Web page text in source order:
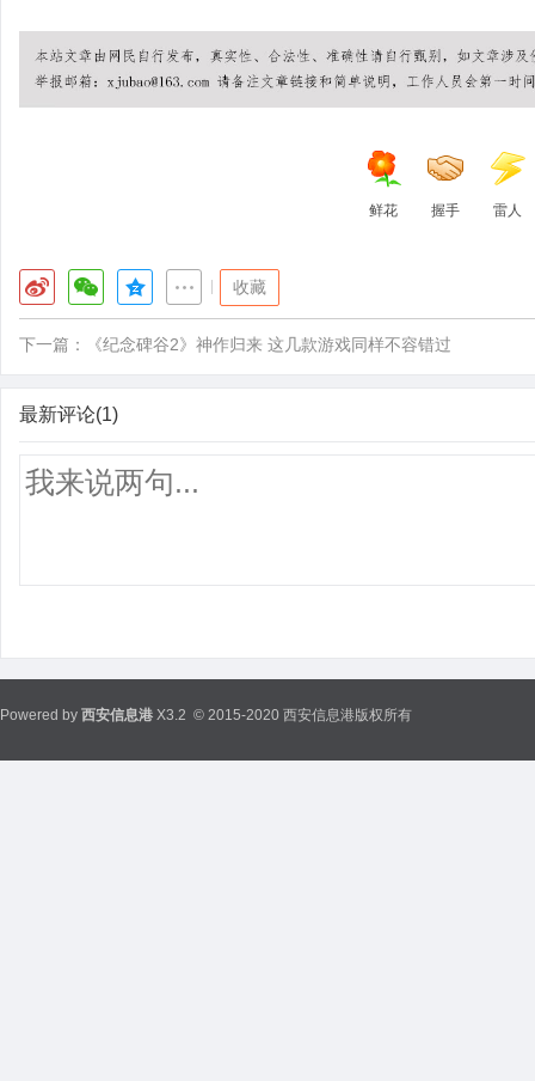
鲜花 握手 雷人
收藏
下一篇： 《纪念碑谷2》神作归来 这几款游戏同样不容错过
最新评论(1)
Powered by 西安信息港 X3.2 © 2015-2020 西安信息港版权所有